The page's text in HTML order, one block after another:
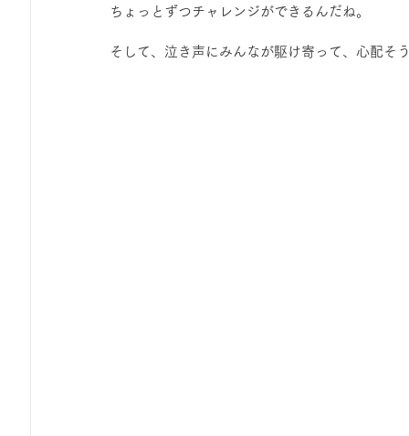
ちょっとずつチャレンジができるんだね。
そして、泣き声にみんなが駆け寄って、心配そ